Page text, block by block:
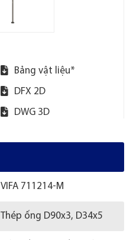
Bảng vật liệu*
DFX 2D
DWG 3D
VIFA 711214-M
Thép ống D90x3, D34x5